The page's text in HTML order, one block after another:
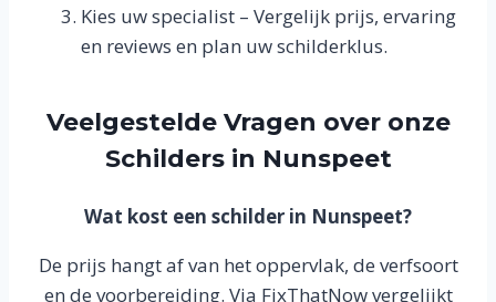
Kies uw specialist – Vergelijk prijs, ervaring
en reviews en plan uw schilderklus.
Veelgestelde Vragen over onze
Schilders in Nunspeet
Wat kost een schilder in Nunspeet?
De prijs hangt af van het oppervlak, de verfsoort
en de voorbereiding. Via FixThatNow vergelijkt